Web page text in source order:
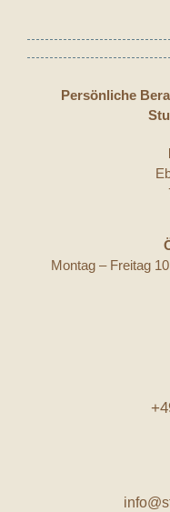
Persönliche
Montag – Freitag